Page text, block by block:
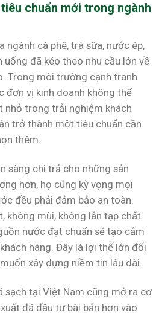
chuẩn mới trong ngành
ngành cà phê, trà sữa, nước ép,
uống đã kéo theo nhu cầu lớn về
Trong môi trường cạnh tranh
đơn vị kinh doanh không thể
nhỏ trong trải nghiệm khách
trở thành một tiêu chuẩn cần
thêm.
sàng chi trả cho những sản
hơn, họ cũng kỳ vọng mọi
đều phải đảm bảo an toàn.
không mùi, không lẫn tạp chất
nước đạt chuẩn sẽ tạo cảm
hàng. Đây là lợi thế lớn đối
xây dựng niềm tin lâu dài.
sạch tại Việt Nam cũng mở ra cơ
đá đầu tư bài bản hơn vào